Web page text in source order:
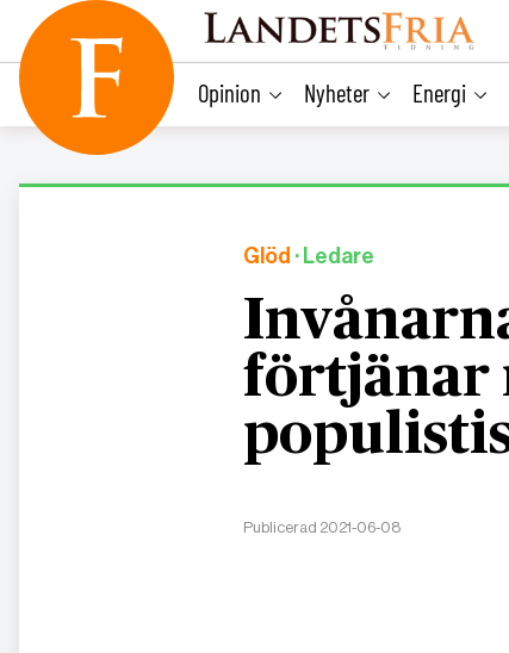
content
Opinion Nyheter Energi
Glöd · Ledare
förtjänar
Publicerad 2021-06-08